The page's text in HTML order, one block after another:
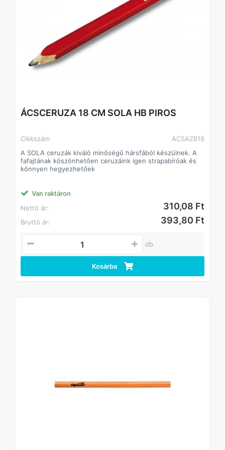
Hossz: 180 mm (7"")
Keménység: HB
Szín: Sárga
Kiszerelés: 12 db/csomag
Felhasználás: Faipari és építőipari jelölés
ÁCSCERUZA 18 CM SOLA HB PIROS
Cikkszám
ACSAZB18
A SOLA ceruzák kiváló minőségű hársfából készülnek. A
fafajtának köszönhetően ceruzáink igen strapabíróak és
könnyen hegyezhetőek
Van raktáron
Nettó ár:
310,08 Ft
Bruttó ár: 393,80 Ft
db
Kosárba